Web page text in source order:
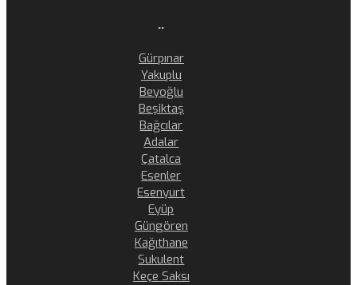
..
Gürpınar
Yakuplu
Beyoğlu
Beşiktaş
Bağcılar
Adalar
Çatalca
Esenler
Esenyurt
Eyüp
Güngören
Kağıthane
Sukulent
Keçe Saksı